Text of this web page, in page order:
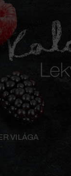
VILÁGA